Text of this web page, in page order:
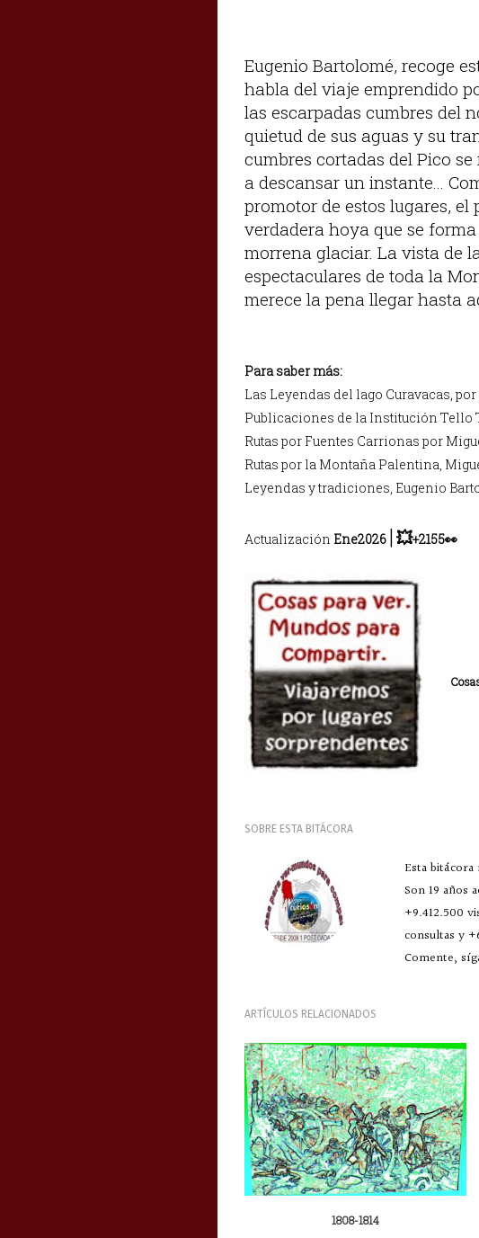
Eugenio Bartolomé, recoge
habla del viaje emprendido
las escarpadas cumbres del
quietud de sus aguas y su
cumbres cortadas del Pico
a descansar un instante...
promotor de estos lugares,
verdadera hoya que se
morrena glaciar. La vista de
espectaculares de toda la
merece la pena llegar hasta
Para saber más:
Las Leyendas del lago Curavacas,
Publicaciones de la Institución Tello
Rutas por Fuentes Carrionas por
Rutas por la Montaña Palentina,
Leyendas y tradiciones, Eugenio
Actualización Ene2026 |💥+2155👀
SOBRE ESTA BITÁCORA
Esta
Son 19 años
+9.412.500
consultas y
Comente,
ARTÍCULOS RELACIONADOS
1808-1814